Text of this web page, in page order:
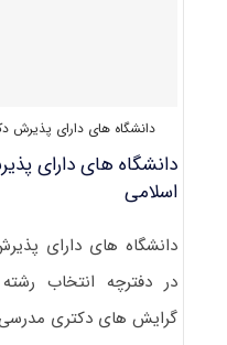
دانشگاه های دارای پذیرش
دانشگاه های دارای
اﺳﻼمی
دانشگاه های دارای
در دفترچه انتخاب
گرایش های دکتری